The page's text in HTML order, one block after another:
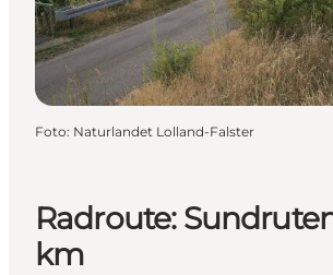
Radroute:
km
Foto: Naturlandet Lolland-Falster